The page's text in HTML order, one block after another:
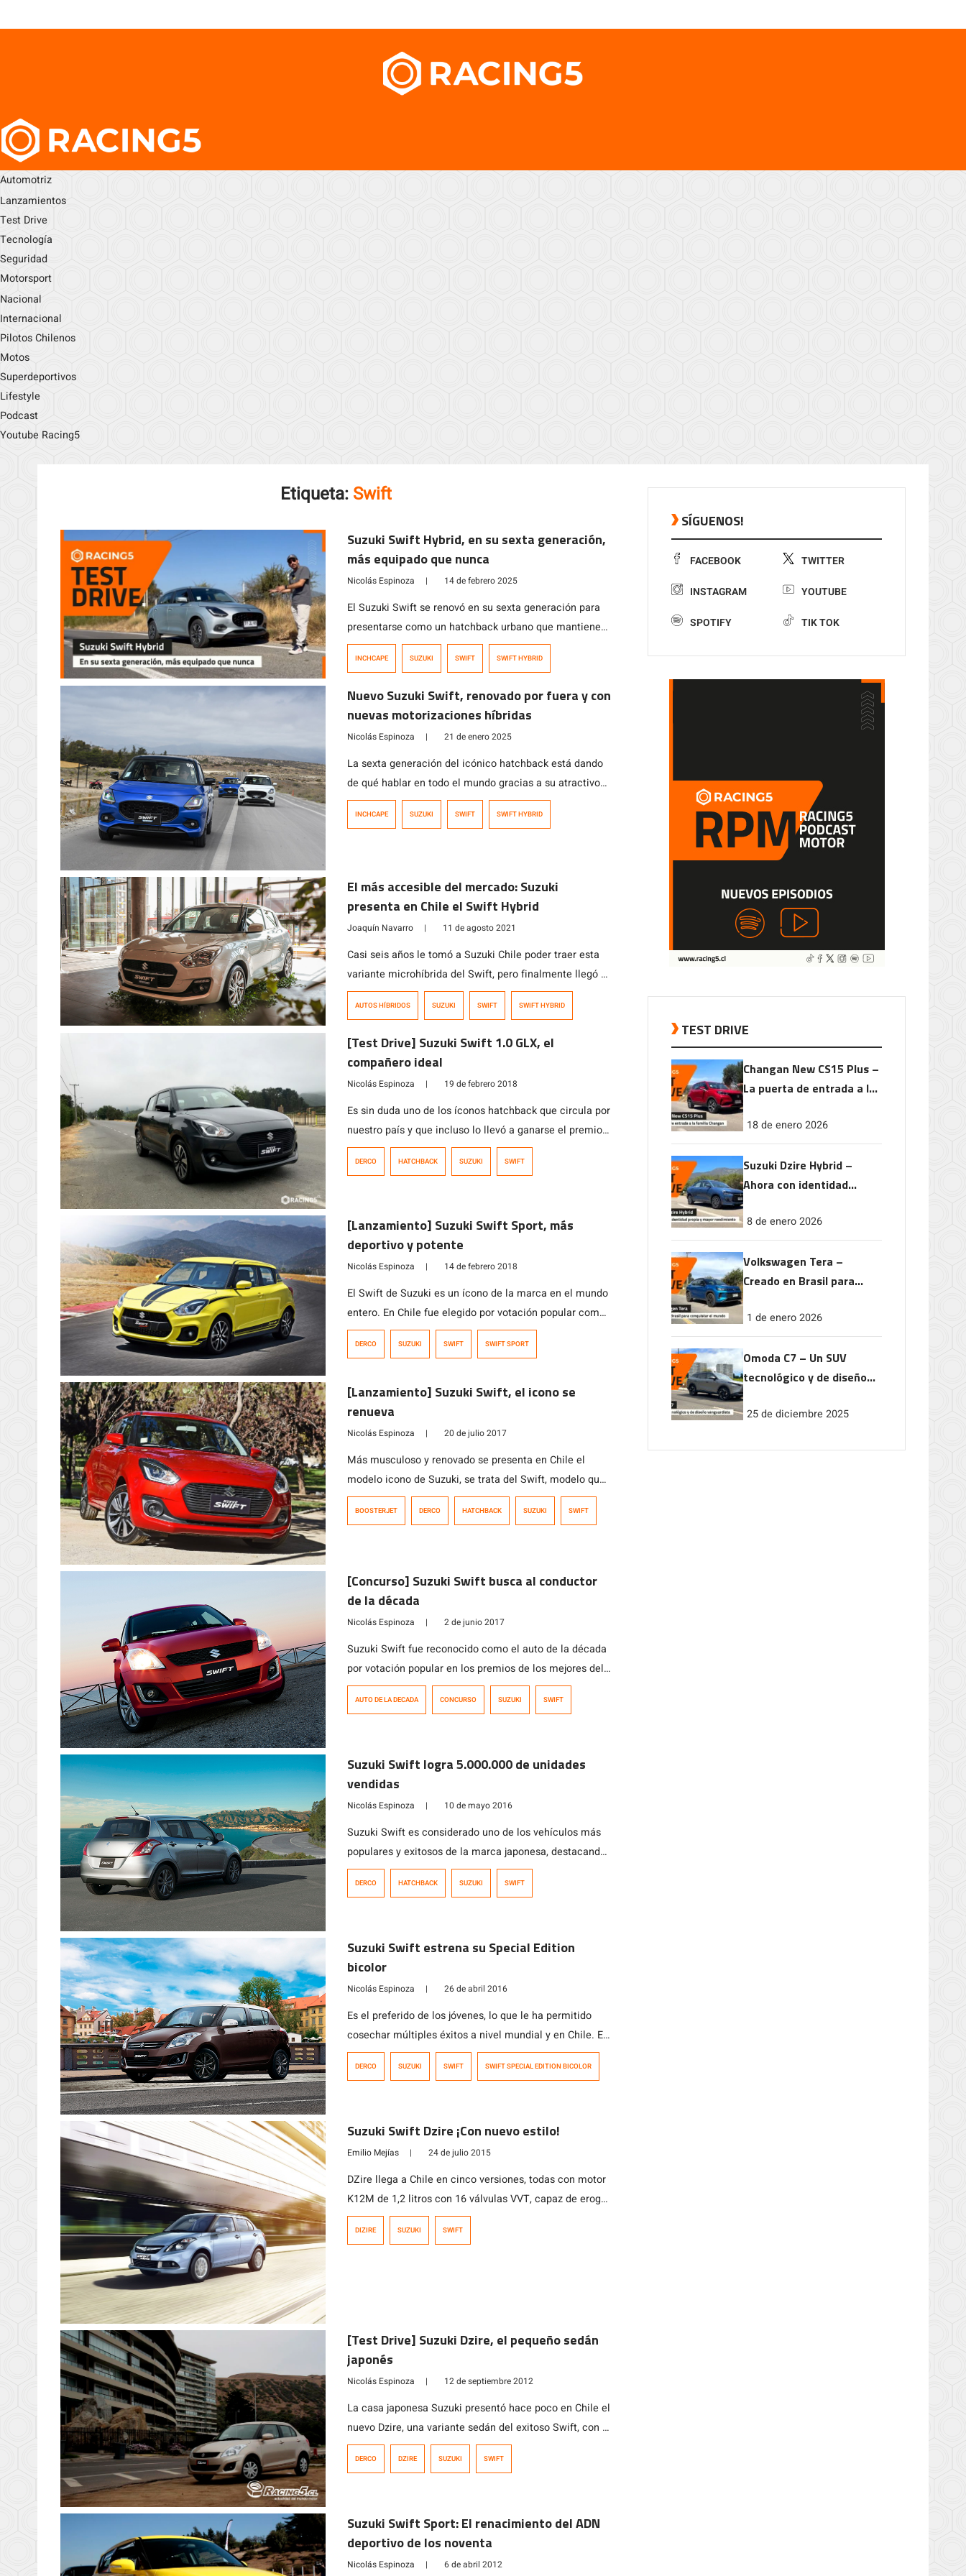
Automotriz
Lanzamientos
Test Drive
Tecnología
Seguridad
Motorsport
Nacional
Internacional
Pilotos Chilenos
Motos
Superdeportivos
Lifestyle
Podcast
Youtube Racing5
Etiqueta: Swift
Suzuki Swift Hybrid, en su sexta generación,
más equipado que nunca
Nicolás Espinoza | 14 de febrero 2025
El Suzuki Swift se renovó en su sexta generación para
presentarse como un hatchback urbano que mantiene
la estética de sus antecesores, pero sumando un nivel
crucero adaptativo y asistente de centrado de carril,
entre otras. Además, en esta […]
INCHCAPE SUZUKI SWIFT SWIFT HYBRID
Nuevo Suzuki Swift, renovado por fuera y con
nuevas motorizaciones híbridas
Nicolás Espinoza | 21 de enero 2025
La sexta generación del icónico hatchback está dando
de qué hablar en todo el mundo gracias a su atractivo
diseño, avanzada tecnología y divertida conducción,
INCHCAPE SUZUKI SWIFT SWIFT HYBRID
El más accesible del mercado: Suzuki
presenta en Chile el Swift Hybrid
Joaquín Navarro | 11 de agosto 2021
Casi seis años le tomó a Suzuki Chile poder traer esta
variante microhíbrida del Swift, pero finalmente llegó el
día. Gracias a la asistencia de una batería de 12 volt, el
motor gasolinero de 1.2 litros de este hatchback es
que este sea “el mejor […]
AUTOS HÍBRIDOS SUZUKI SWIFT SWIFT HYBRID
[Test Drive] Suzuki Swift 1.0 GLX, el
compañero ideal
Nicolás Espinoza | 19 de febrero 2018
Es sin duda uno de los íconos hatchback que circula por
nuestro país y que incluso lo llevó a ganarse el premio
del «Auto de la Década», se trata del Swift de Suzuki al
que le pusimos nuestras manos encima en su versión
DERCO HATCHBACK SUZUKI SWIFT
[Lanzamiento] Suzuki Swift Sport, más
deportivo y potente
Nicolás Espinoza | 14 de febrero 2018
El Swift de Suzuki es un ícono de la marca en el mundo
entero. En Chile fue elegido por votación popular como
el “Auto de la Década”, premio entregado por la prensa
esperado: el […]
DERCO SUZUKI SWIFT SWIFT SPORT
[Lanzamiento] Suzuki Swift, el icono se
renueva
Nicolás Espinoza | 20 de julio 2017
Más musculoso y renovado se presenta en Chile el
modelo icono de Suzuki, se trata del Swift, modelo que
cambia su generación tras su cambio previo de 2010 y
BOOSTERJET DERCO HATCHBACK SUZUKI SWIFT
[Concurso] Suzuki Swift busca al conductor
de la década
Nicolás Espinoza | 2 de junio 2017
Suzuki Swift fue reconocido como el auto de la década
por votación popular en los premios de los mejores del
año de la prensa especializada de nuestro país.
éxitos […]
AUTO DE LA DECADA CONCURSO SUZUKI SWIFT
Suzuki Swift logra 5.000.000 de unidades
vendidas
Nicolás Espinoza | 10 de mayo 2016
Suzuki Swift es considerado uno de los vehículos más
populares y exitosos de la marca japonesa, destacando
por su aspecto deportivo y su carácter divertido. Hoy ha
DERCO HATCHBACK SUZUKI SWIFT
Suzuki Swift estrena su Special Edition
bicolor
Nicolás Espinoza | 26 de abril 2016
Es el preferido de los jóvenes, lo que le ha permitido
cosechar múltiples éxitos a nivel mundial y en Chile. Es
el Swift de Suzuki, el reconocido modelo nuevamente
[…]
DERCO SUZUKI SWIFT SWIFT SPECIAL EDITION BICOLOR
Suzuki Swift Dzire ¡Con nuevo estilo!
Emilio Mejías | 24 de julio 2015
DZire llega a Chile en cinco versiones, todas con motor
K12M de 1,2 litros con 16 válvulas VVT, capaz de erogar
83 hp a 6.000 rpm. Su motorización está asociada a una
caja mecánica de 5 marchas y tracción delantera 4×2.
DIZIRE SUZUKI SWIFT
[Test Drive] Suzuki Dzire, el pequeño sedán
japonés
Nicolás Espinoza | 12 de septiembre 2012
La casa japonesa Suzuki presentó hace poco en Chile el
nuevo Dzire, una variante sedán del exitoso Swift, con el
que pretende conquistar a aquellos que buscan un
DERCO DZIRE SUZUKI SWIFT
Suzuki Swift Sport: El renacimiento del ADN
deportivo de los noventa
Nicolás Espinoza | 6 de abril 2012
SÍGUENOS!
FACEBOOK TWITTER
INSTAGRAM YOUTUBE
SPOTIFY TIK TOK
TEST DRIVE
Changan New CS15 Plus –
La puerta de entrada a la
18 de enero 2026
Suzuki Dzire Hybrid –
Ahora con identidad
rendimiento
8 de enero 2026
Volkswagen Tera –
Creado en Brasil para
1 de enero 2026
Omoda C7 – Un SUV
tecnológico y de diseño
25 de diciembre 2025